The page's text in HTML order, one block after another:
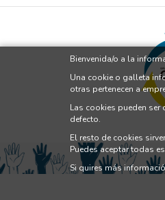
Bienvenida/o a la
Una cookie o galleta
otras pertenecen a
Las cookies pueden
defecto.
El resto de cookies
Puedes aceptar todas
Si quires más